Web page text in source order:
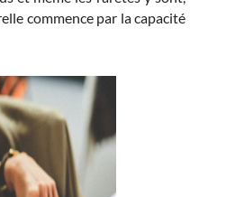
commence par la capacité